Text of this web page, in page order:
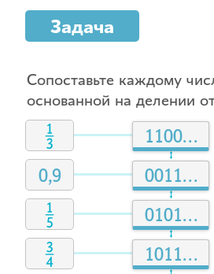
Задача
Сопоставьте каждому
основанной на делении
0,9
1100...
0011...
0101...
1011...